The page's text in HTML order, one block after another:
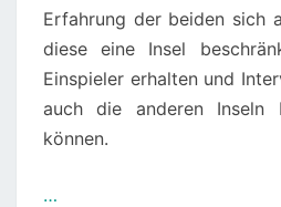
Erfahrung der beiden sich
diese eine Insel
Einspieler erhalten und
auch die anderen Inseln
können.
…